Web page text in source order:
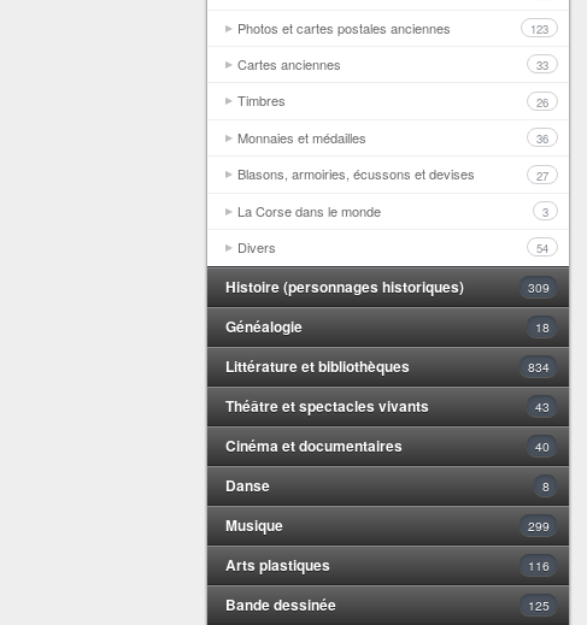
Photos et cartes postales anciennes 123
Cartes anciennes 33
Timbres 26
Monnaies et médailles 36
Blasons, armoiries, écussons et devises 27
La Corse dans le monde 3
Divers 54
Histoire (personnages historiques) 309
Généalogie 18
Littérature et bibliothèques 834
Théâtre et spectacles vivants 43
Cinéma et documentaires 40
Danse 8
Musique 299
Arts plastiques 116
Bande dessinée 125